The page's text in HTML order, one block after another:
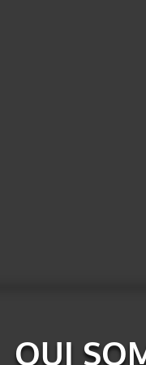
QUI